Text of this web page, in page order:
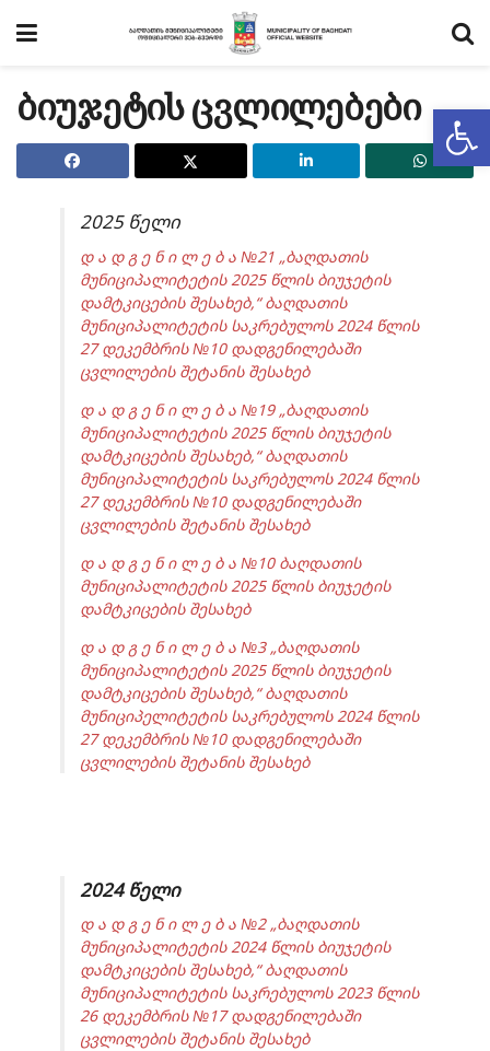
ბიუჯეტის ცვლილებები
2025 წელი
დ ა დ გ ე ნ ი ლ ე ბ ა №21 „ბაღდათის
მუნიციპალიტეტის 2025 წლის ბიუჯეტის
დამტკიცების შესახებ,“ ბაღდათის
მუნიციპალიტეტის საკრებულოს 2024 წლის
27 დეკემბრის №10 დადგენილებაში
ცვლილების შეტანის შესახებ
დ ა დ გ ე ნ ი ლ ე ბ ა №19 „ბაღდათის
მუნიციპალიტეტის 2025 წლის ბიუჯეტის
დამტკიცების შესახებ,“ ბაღდათის
მუნიციპალიტეტის საკრებულოს 2024 წლის
27 დეკემბრის №10 დადგენილებაში
ცვლილების შეტანის შესახებ
დ ა დ გ ე ნ ი ლ ე ბ ა №10 ბაღდათის
მუნიციპალიტეტის 2025 წლის ბიუჯეტის
დამტკიცების შესახებ
დ ა დ გ ე ნ ი ლ ე ბ ა №3 „ბაღდათის
მუნიციპალიტეტის 2025 წლის ბიუჯეტის
დამტკიცების შესახებ,“ ბაღდათის
მუნიციპელიტეტის საკრებულოს 2024 წლის
27 დეკემბრის №10 დადგენილებაში
ცვლილების შეტანის შესახებ
2024 წელი
დ ა დ გ ე ნ ი ლ ე ბ ა №2 „ბაღდათის
მუნიციპალიტეტის 2024 წლის ბიუჯეტის
დამტკიცების შესახებ,“ ბაღდათის
მუნიციპალიტეტის საკრებულოს 2023 წლის
26 დეკემბრის №17 დადგენილებაში
ცვლილების შეტანის შესახებ